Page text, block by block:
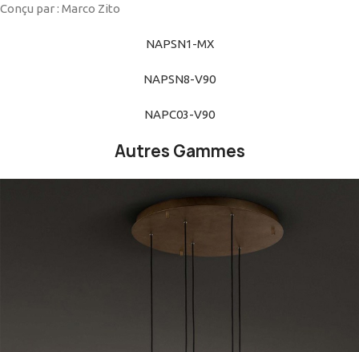
Conçu par : Marco Zito
NAPSN1-MX
NAPSN8-V90
NAPC03-V90
Autres Gammes